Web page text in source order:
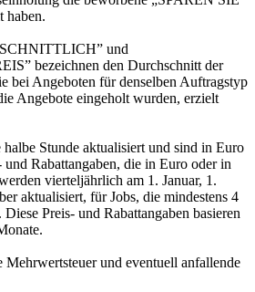
haben.
und
bezeichnen den Durchschnitt der
bei Angeboten für denselben Auftragstyp
Angebote eingeholt wurden, erzielt
Stunde aktualisiert und sind in Euro
und Rabattangaben, die in Euro oder in
vierteljährlich am 1. Januar, 1.
aktualisiert, für Jobs, die mindestens 4
Preis- und Rabattangaben basieren
und eventuell anfallende